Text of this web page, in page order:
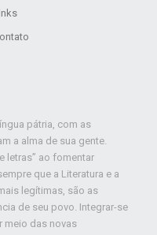
pátria, com as
a alma de sua gente.
letras” ao fomentar
que a Literatura e a
legítimas, são as
de seu povo. Integrar-se
meio das novas